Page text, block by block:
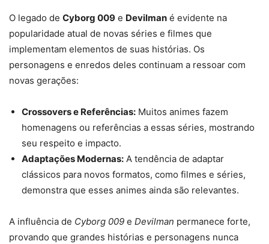
O legado de Cyborg 009 e Devilman é evidente na
popularidade atual de novas séries e filmes que
implementam elementos de suas histórias. Os
personagens e enredos deles continuam a ressoar com
novas gerações:
Crossovers e Referências: Muitos animes fazem
homenagens ou referências a essas séries, mostrando
seu respeito e impacto.
Adaptações Modernas: A tendência de adaptar
clássicos para novos formatos, como filmes e séries,
demonstra que esses animes ainda são relevantes.
A influência de Cyborg 009 e Devilman permanece forte,
provando que grandes histórias e personagens nunca